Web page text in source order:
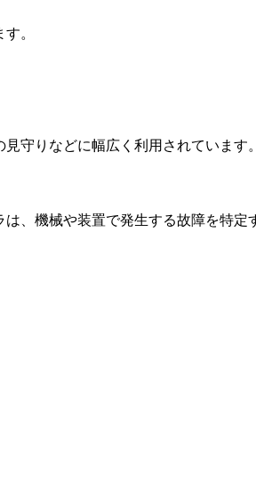
。
守りなどに幅広く利用されています
、機械や装置で発生する故障を特定